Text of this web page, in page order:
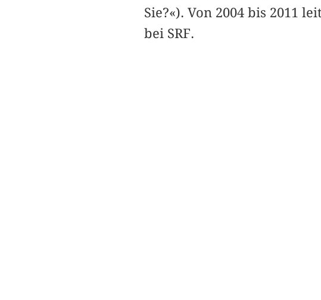
Sie?«). Von 2004 bis 2011
bei SRF.